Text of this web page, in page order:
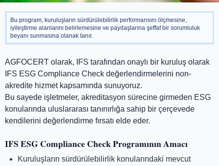
Bu program, kuruluşların sürdürülebilirlik performansını ölçmesine,
iyileştirme alanlarını belirlemesine ve paydaşlarına şeffaf bir sorumluluk
beyanı sunmasına olanak tanır.
AGFOCERT olarak, IFS tarafından onaylı bir kuruluş olarak
IFS ESG Compliance Check değerlendirmelerini non-
akredite hizmet kapsamında sunuyoruz.
Bu sayede işletmeler, akreditasyon sürecine girmeden ESG
konularında uluslararası tanınırlığa sahip bir çerçevede
kendilerini değerlendirme fırsatı elde eder.
IFS ESG Compliance Check Programının Amacı
Kuruluşların sürdürülebilirlik konularındaki mevcut